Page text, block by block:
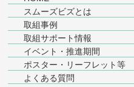
スムーズビズとは
取組事例
取組サポート情報
イベント・推進期間
ポスター・リーフレット等
よくある質問